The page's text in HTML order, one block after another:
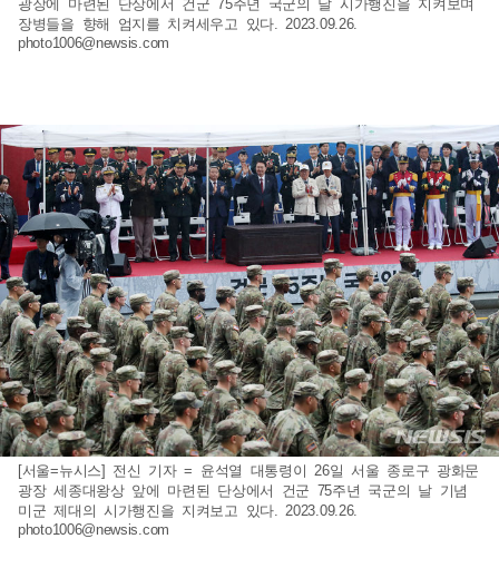
광장에 마련된 단상에서 건군 75주년 국군의 날 시가행진을 지켜보며
장병들을 향해 엄지를 치켜세우고 있다. 2023.09.26.
photo1006@newsis.com
[서울=뉴시스] 전신 기자 = 윤석열 대통령이 26일 서울 종로구 광화문
광장 세종대왕상 앞에 마련된 단상에서 건군 75주년 국군의 날 기념
미군 제대의 시가행진을 지켜보고 있다. 2023.09.26.
photo1006@newsis.com